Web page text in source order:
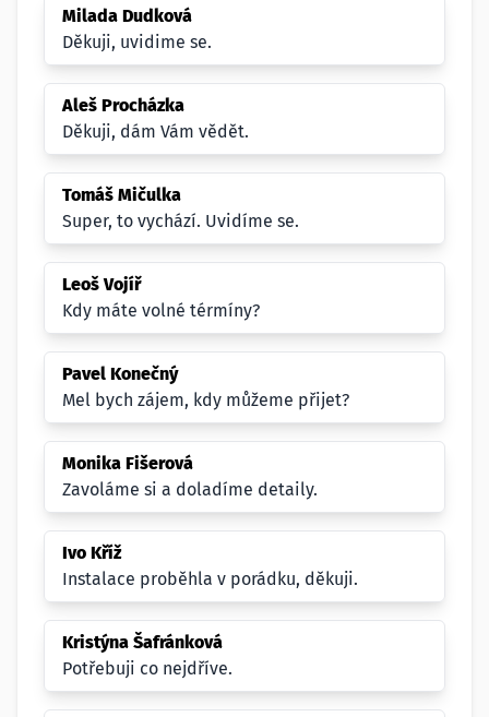
Milada Dudková
Děkuji, uvidime se.
Aleš Procházka
Děkuji, dám Vám vědět.
Tomáš Mičulka
Super, to vychází. Uvidíme se.
Leoš Vojíř
Kdy máte volné térmíny?
Pavel Konečný
Mel bych zájem, kdy můžeme přijet?
Monika Fišerová
Zavoláme si a doladíme detaily.
Ivo Kříž
Instalace proběhla v porádku, děkuji.
Kristýna Šafránková
Potřebuji co nejdříve.